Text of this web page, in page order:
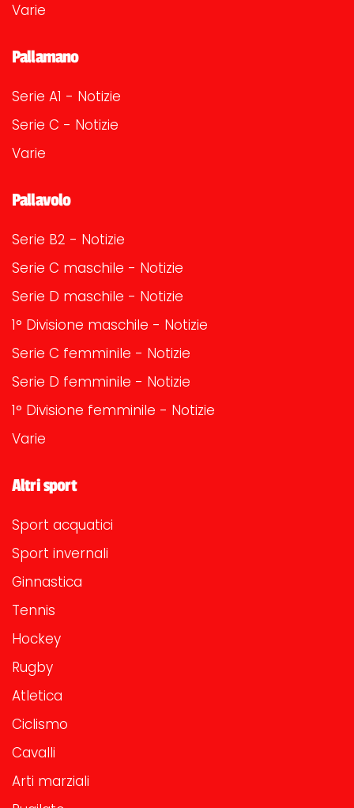
Varie
Pallamano
Serie A1 - Notizie
Serie C - Notizie
Varie
Pallavolo
Serie B2 - Notizie
Serie C maschile - Notizie
Serie D maschile - Notizie
1° Divisione maschile - Notizie
Serie C femminile - Notizie
Serie D femminile - Notizie
1° Divisione femminile - Notizie
Varie
Altri sport
Sport acquatici
Sport invernali
Ginnastica
Tennis
Hockey
Rugby
Atletica
Ciclismo
Cavalli
Arti marziali